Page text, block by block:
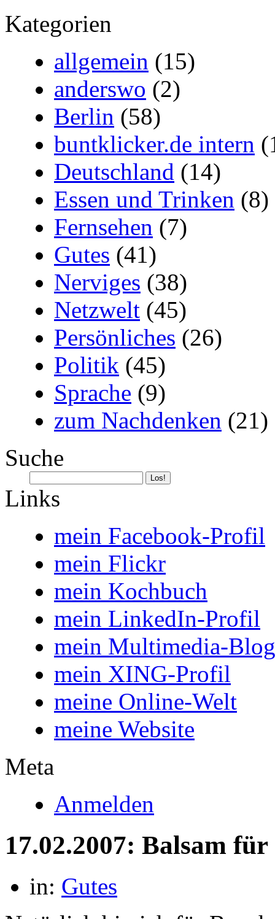
Kategorien
allgemein (15)
anderswo (2)
Berlin (58)
buntklicker.de intern
Deutschland (14)
Essen und Trinken (8)
Fernsehen (7)
Gutes (41)
Nerviges (38)
Netzwelt (45)
Persönliches (26)
Politik (45)
Sprache (9)
zum Nachdenken (21)
Suche
Links
mein Facebook-Profil
mein Flickr
mein Kochbuch
mein LinkedIn-Profil
mein Multimedia-Blog
mein XING-Profil
meine Online-Welt
meine Website
Meta
Anmelden
17.02.2007: Balsam für
in: Gutes